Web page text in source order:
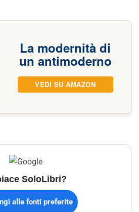
La modernità di
un antimoderno
VEDI SU AMAZON
SoloLibri?
alle fonti preferite